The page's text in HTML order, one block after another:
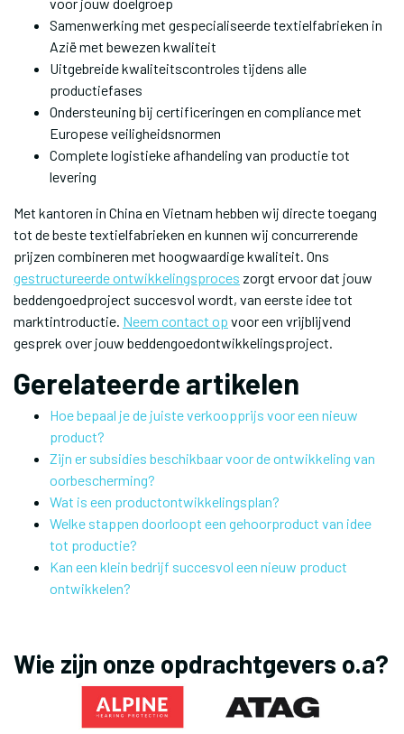
Samenwerking met gespecialiseerde textielfabrieken in
Azië met bewezen kwaliteit
Uitgebreide kwaliteitscontroles tijdens alle
productiefases
Ondersteuning bij certificeringen en compliance met
Europese veiligheidsnormen
Complete logistieke afhandeling van productie tot
levering
Met kantoren in China en Vietnam hebben wij directe toegang
tot de beste textielfabrieken en kunnen wij concurrerende
prijzen combineren met hoogwaardige kwaliteit. Ons
gestructureerde ontwikkelingsproces zorgt ervoor dat jouw
beddengoedproject succesvol wordt, van eerste idee tot
marktintroductie. Neem contact op voor een vrijblijvend
gesprek over jouw beddengoedontwikkelingsproject.
Gerelateerde artikelen
Hoe bepaal je de juiste verkoopprijs voor een nieuw
product?
Zijn er subsidies beschikbaar voor de ontwikkeling van
oorbescherming?
Wat is een productontwikkelingsplan?
Welke stappen doorloopt een gehoorproduct van idee
tot productie?
Kan een klein bedrijf succesvol een nieuw product
ontwikkelen?
Wie zijn onze opdrachtgevers o.a?